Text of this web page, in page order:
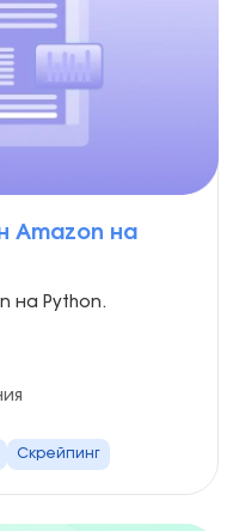
Amazon на
на Python.
Скрейпинг